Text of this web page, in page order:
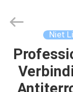
HUIS
Rights
Niet